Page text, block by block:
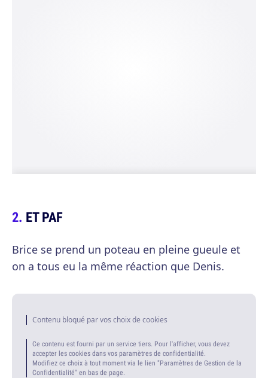
ET PAF
Brice se prend un poteau en pleine gueule et
on a tous eu la même réaction que Denis.
Contenu bloqué par vos choix de cookies
Ce contenu est fourni par un service tiers. Pour l'afficher, vous devez
accepter les cookies dans vos paramètres de confidentialité.
Modifiez ce choix à tout moment via le lien "Paramètres de Gestion de la
Confidentialité" en bas de page.